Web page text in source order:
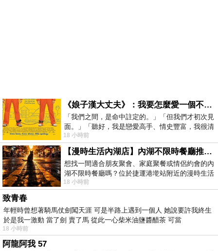
《娘子漢大丈夫》：我要怎麼愛一個不存在的人？
「我們之間，是命中註定的。」「但我們才初次見
面。」「聽好，我是戀愛高手、情史豐富，我很清
楚這種感覺，你我之間的那種感覺，現
18 小時前
【漫時生活內湖店】內湖不限時餐廳推薦｜捷運港墘站美食，聚餐、約會、家庭聚會首選，正餐甜點一次滿足
想找一間適合朋友聚會、家庭聚餐或情侶約會的內
湖不限時餐廳嗎？位於捷運港墘站附近的漫時生活
內湖店，從捷運站步行約4分鐘即可抵
18 小時前
致青春
年輕時曾想著騎馬仗劍闖天涯 可是半路上遇到一個人 她說要許我終生
於是我一激動 當了劍 賣了馬 從此一心柴米油鹽醬醋茶 可當
18 小時前
阿龍阿我 57